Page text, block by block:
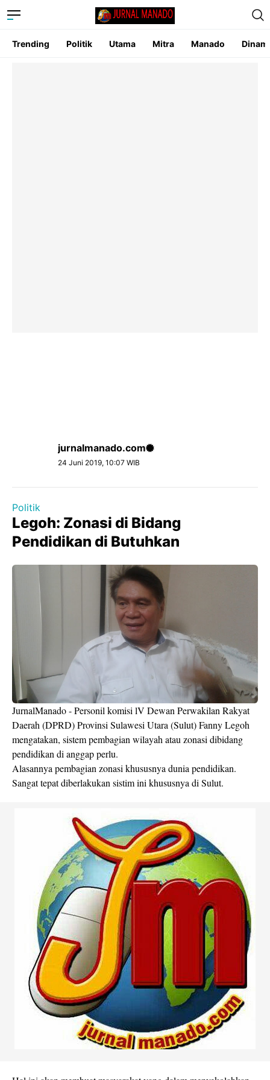
Trending Politik Utama Mitra Manado
jurnalmanado.com
24 Juni 2019, 10:07 WIB
Politik
Legoh: Zonasi di Bidang
Pendidikan di Butuhkan
JurnalManado - Personil komisi lV Dewan Perwakilan Rakyat
Daerah (DPRD) Provinsi Sulawesi Utara (Sulut) Fanny Legoh
mengatakan, sistem pembagian wilayah atau zonasi dibidang
pendidikan di anggap perlu.
Alasannya pembagian zonasi khususnya dunia pendidikan.
Sangat tepat diberlakukan sistim ini khususnya di Sulut.